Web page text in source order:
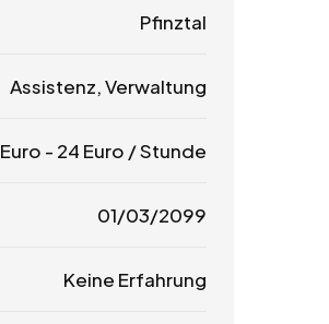
Pfinztal
Assistenz, Verwaltung
Euro - 24 Euro / Stunde
01/03/2099
Keine Erfahrung